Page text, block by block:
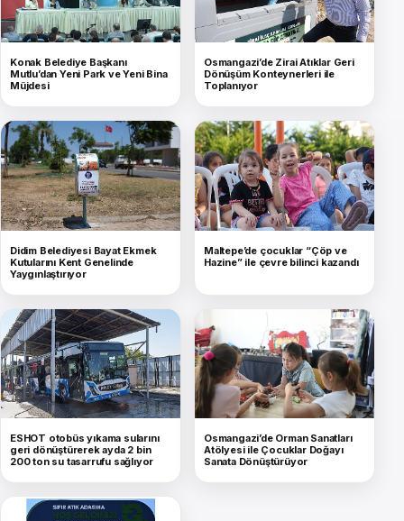
Konak Belediye Başkanı
Mutlu’dan Yeni Park ve Yeni Bina
Müjdesi
Osmangazi’de Zirai Atıklar Geri
Dönüşüm Konteynerleri ile
Toplanıyor
Didim Belediyesi Bayat Ekmek
Kutularını Kent Genelinde
Yaygınlaştırıyor
Maltepe’de çocuklar “Çöp ve
Hazine” ile çevre bilinci kazandı
ESHOT otobüs yıkama sularını
geri dönüştürerek ayda 2 bin
200 ton su tasarrufu sağlıyor
Osmangazi’de Orman Sanatları
Atölyesi ile Çocuklar Doğayı
Sanata Dönüştürüyor